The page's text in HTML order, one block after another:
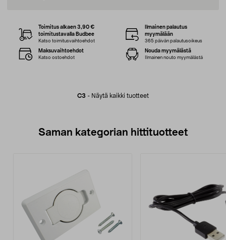
C3 - Näytä kaikki tuotteet
Toimitus alkaen 3,90 €
toimitustavalla Budbee
Katso toimitusvaihtoehdot
Ilmainen palautus
myymälään
365 päivän palautusoikeus
Maksuvaihtoehdot
Katso ostoehdot
Nouda myymälästä
Ilmainen nouto myymälästä
Saman kategorian hittituotteet